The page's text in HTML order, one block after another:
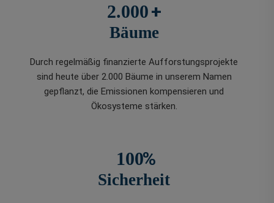
2.000+
Bäume
Durch regelmäßig finanzierte Aufforstungsprojekte
sind heute über 2.000 Bäume in unserem Namen
gepflanzt, die Emissionen kompensieren und
Ökosysteme stärken.
100%
Sicherheit